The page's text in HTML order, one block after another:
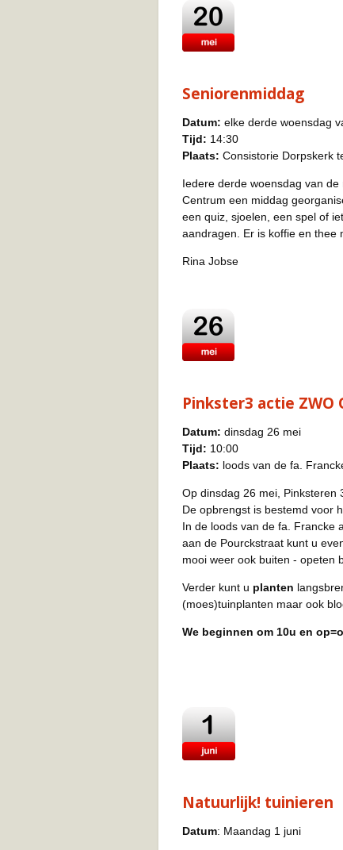
Seniorenmiddag
Datum: elke derde woensdag
Tijd: 14:30
Plaats: Consistorie Dorpskerk
Iedere derde woensdag van
Centrum een middag
een quiz, sjoelen, een spel of
aandragen. Er is koffie en thee
Rina Jobse
Pinkster3 actie ZWO
Datum: dinsdag 26 mei
Tijd: 10:00
Plaats: loods van de fa.
Op dinsdag 26 mei, Pinksteren
De opbrengst is bestemd voor
In de loods van de fa. Francke
aan de Pourckstraat kunt u
mooi weer ook buiten - opeten
Verder kunt u planten
(moes)tuinplanten maar ook
We beginnen om 10u en
Natuurlijk! tuinieren
Datum: Maandag 1 juni